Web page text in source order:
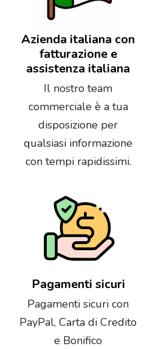
Azienda italiana con
fatturazione e
assistenza italiana
Il nostro team
commerciale è a tua
disposizione per
qualsiasi informazione
con tempi rapidissimi.
Pagamenti sicuri
Pagamenti sicuri con
PayPal, Carta di Credito
e Bonifico